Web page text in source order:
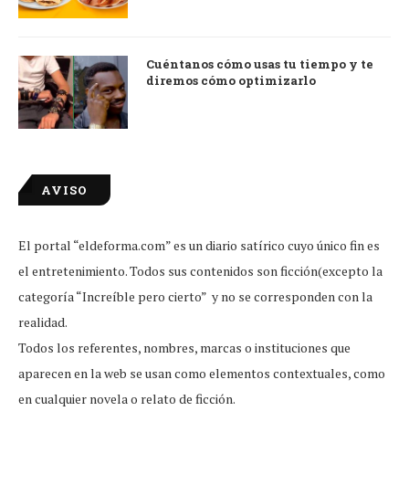
Cuéntanos cómo usas tu tiempo y te
diremos cómo optimizarlo
AVISO
El portal “eldeforma.com” es un diario satírico cuyo único fin es
el entretenimiento. Todos sus contenidos son ficción(excepto la
categoría “Increíble pero cierto” y no se corresponden con la
realidad.
Todos los referentes, nombres, marcas o instituciones que
aparecen en la web se usan como elementos contextuales, como
en cualquier novela o relato de ficción.